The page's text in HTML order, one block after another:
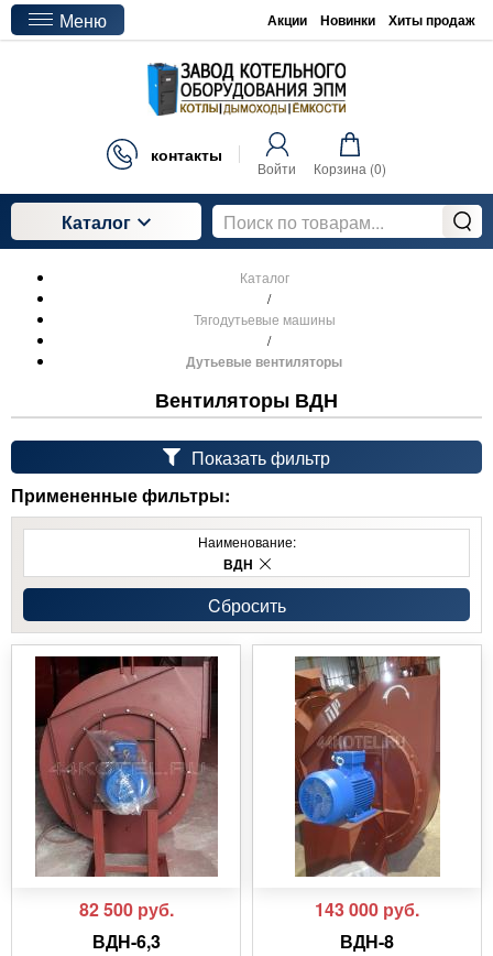
Меню Акции Новинки Хиты продаж
контакты
Войти Корзина (0)
Каталог
Каталог
/
Тягодутьевые машины
/
Дутьевые вентиляторы
Вентиляторы ВДН
Показать фильтр
Примененные фильтры:
Наименование:
ВДН
Cбросить
82 500 руб.
ВДН-6,3
143 000 руб.
ВДН-8